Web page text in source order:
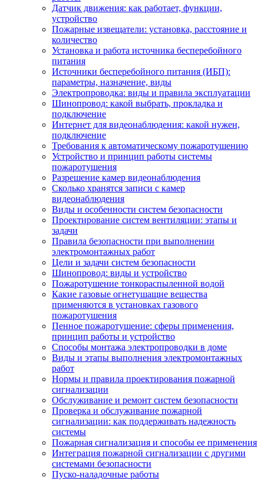
Датчик движения: как работает, функции,
устройство
Пожарные извещатели: установка, расстояние и
количество
Установка и работа источника бесперебойного
питания
Источники бесперебойного питания (ИБП):
параметры, назначение, виды
Электропроводка: виды и правила эксплуатации
Шинопровод: какой выбрать, прокладка и
подключение
Интернет для видеонаблюдения: какой нужен,
подключение
Требования к автоматическому пожаротушению
Устройство и принцип работы системы
пожаротушения
Разрешение камер видеонаблюдения
Сколько хранятся записи с камер
видеонаблюдения
Виды и особенности систем безопасности
Проектирование систем вентиляции: этапы и
задачи
Правила безопасности при выполнении
электромонтажных работ
Цели и задачи систем безопасности
Шинопровод: виды и устройство
Пожаротушение тонкораспыленной водой
Какие газовые огнетушащие вещества
применяются в установках газового
пожаротушения
Пенное пожаротушение: сферы применения,
принцип работы и устройство
Способы монтажа электропроводки в доме
Виды и этапы выполнения электромонтажных
работ
Нормы и правила проектирования пожарной
сигнализации
Обслуживание и ремонт систем безопасности
Проверка и обслуживание пожарной
сигнализации: как поддерживать надежность
системы
Пожарная сигнализация и способы ее применения
Интеграция пожарной сигнализации с другими
системами безопасности
Пуско-наладочные работы